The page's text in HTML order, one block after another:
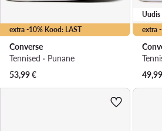
extra -10% Kood: LAST
Converse
Tennised · Punane
53,99€
extra
Uudis
49,99